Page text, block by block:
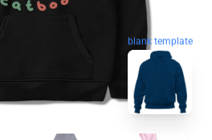
blank template